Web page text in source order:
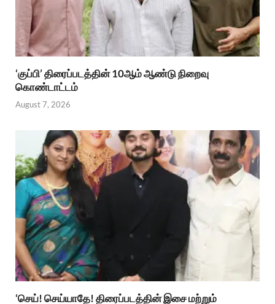
‘குப்பி’ திரைப்படத்தின் 10ஆம் ஆண்டு நிறைவு
கொண்டாட்டம்
August 7, 2026
‘செய்! செய்யாதே! திரைப்படத்தின் இசை மற்றும்